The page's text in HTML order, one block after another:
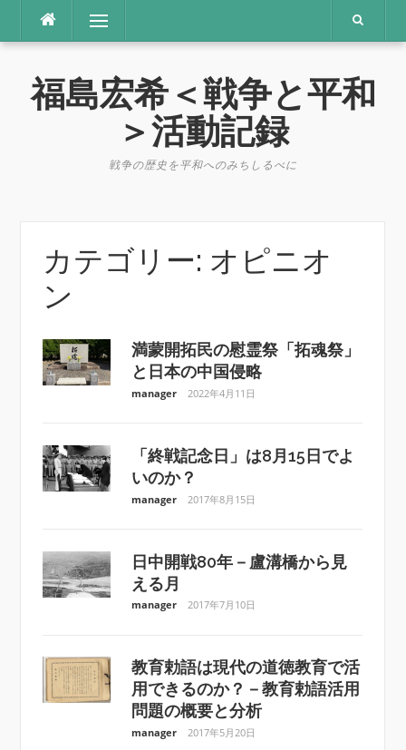
テ
メニュー
福島宏希＜戦争と平和
＞活動記録
戦争の歴史を平和へのみちしるべに
カテゴリー: オピニオ
ン
満蒙開拓民の慰霊祭「拓魂祭」
と日本の中国侵略
manager 2022年4月11日
「終戦記念日」は8月15日でよ
いのか？
manager 2017年8月15日
日中開戦80年－盧溝橋から見
える月
manager 2017年7月10日
教育勅語は現代の道徳教育で活
用できるのか？－教育勅語活用
問題の概要と分析
manager 2017年5月20日